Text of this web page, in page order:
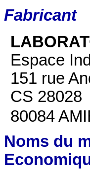
Fabricant
Espace
151 rue
CS 28028
80084
Noms du